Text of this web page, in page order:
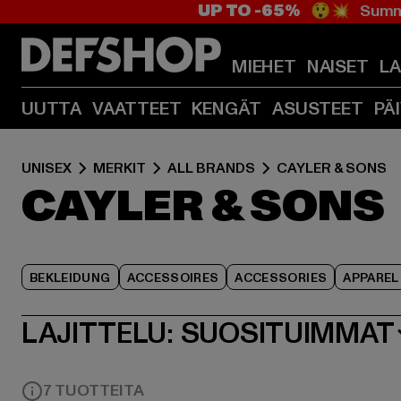
UP TO -65% 😲💥
MIEHET NAISET
UUTTA VAATTEET KENGÄT ASUSTEET
UNISEX MERKIT ALL BRANDS CAYLER & SONS
CAYLER & SONS
BEKLEIDUNG ACCESSOIRES ACCESSORIES APPAREL
LAJITTELU: SUOSITUIMMAT
7 TUOTTEITA